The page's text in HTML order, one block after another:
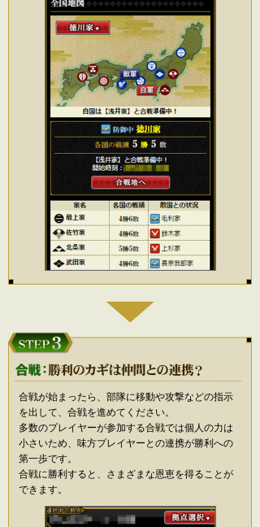
合戦が始まったら、部隊に移動や攻撃などの指示
を出して、合戦を進めてください。
多数のプレイヤーが参加する合戦では個人の力は
小さいため、味方プレイヤーとの連携が勝利への
第一歩です。
合戦に勝利すると、さまざまな恩恵を得ることが
できます。